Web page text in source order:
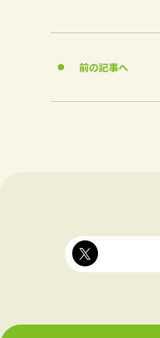
前の記事へ